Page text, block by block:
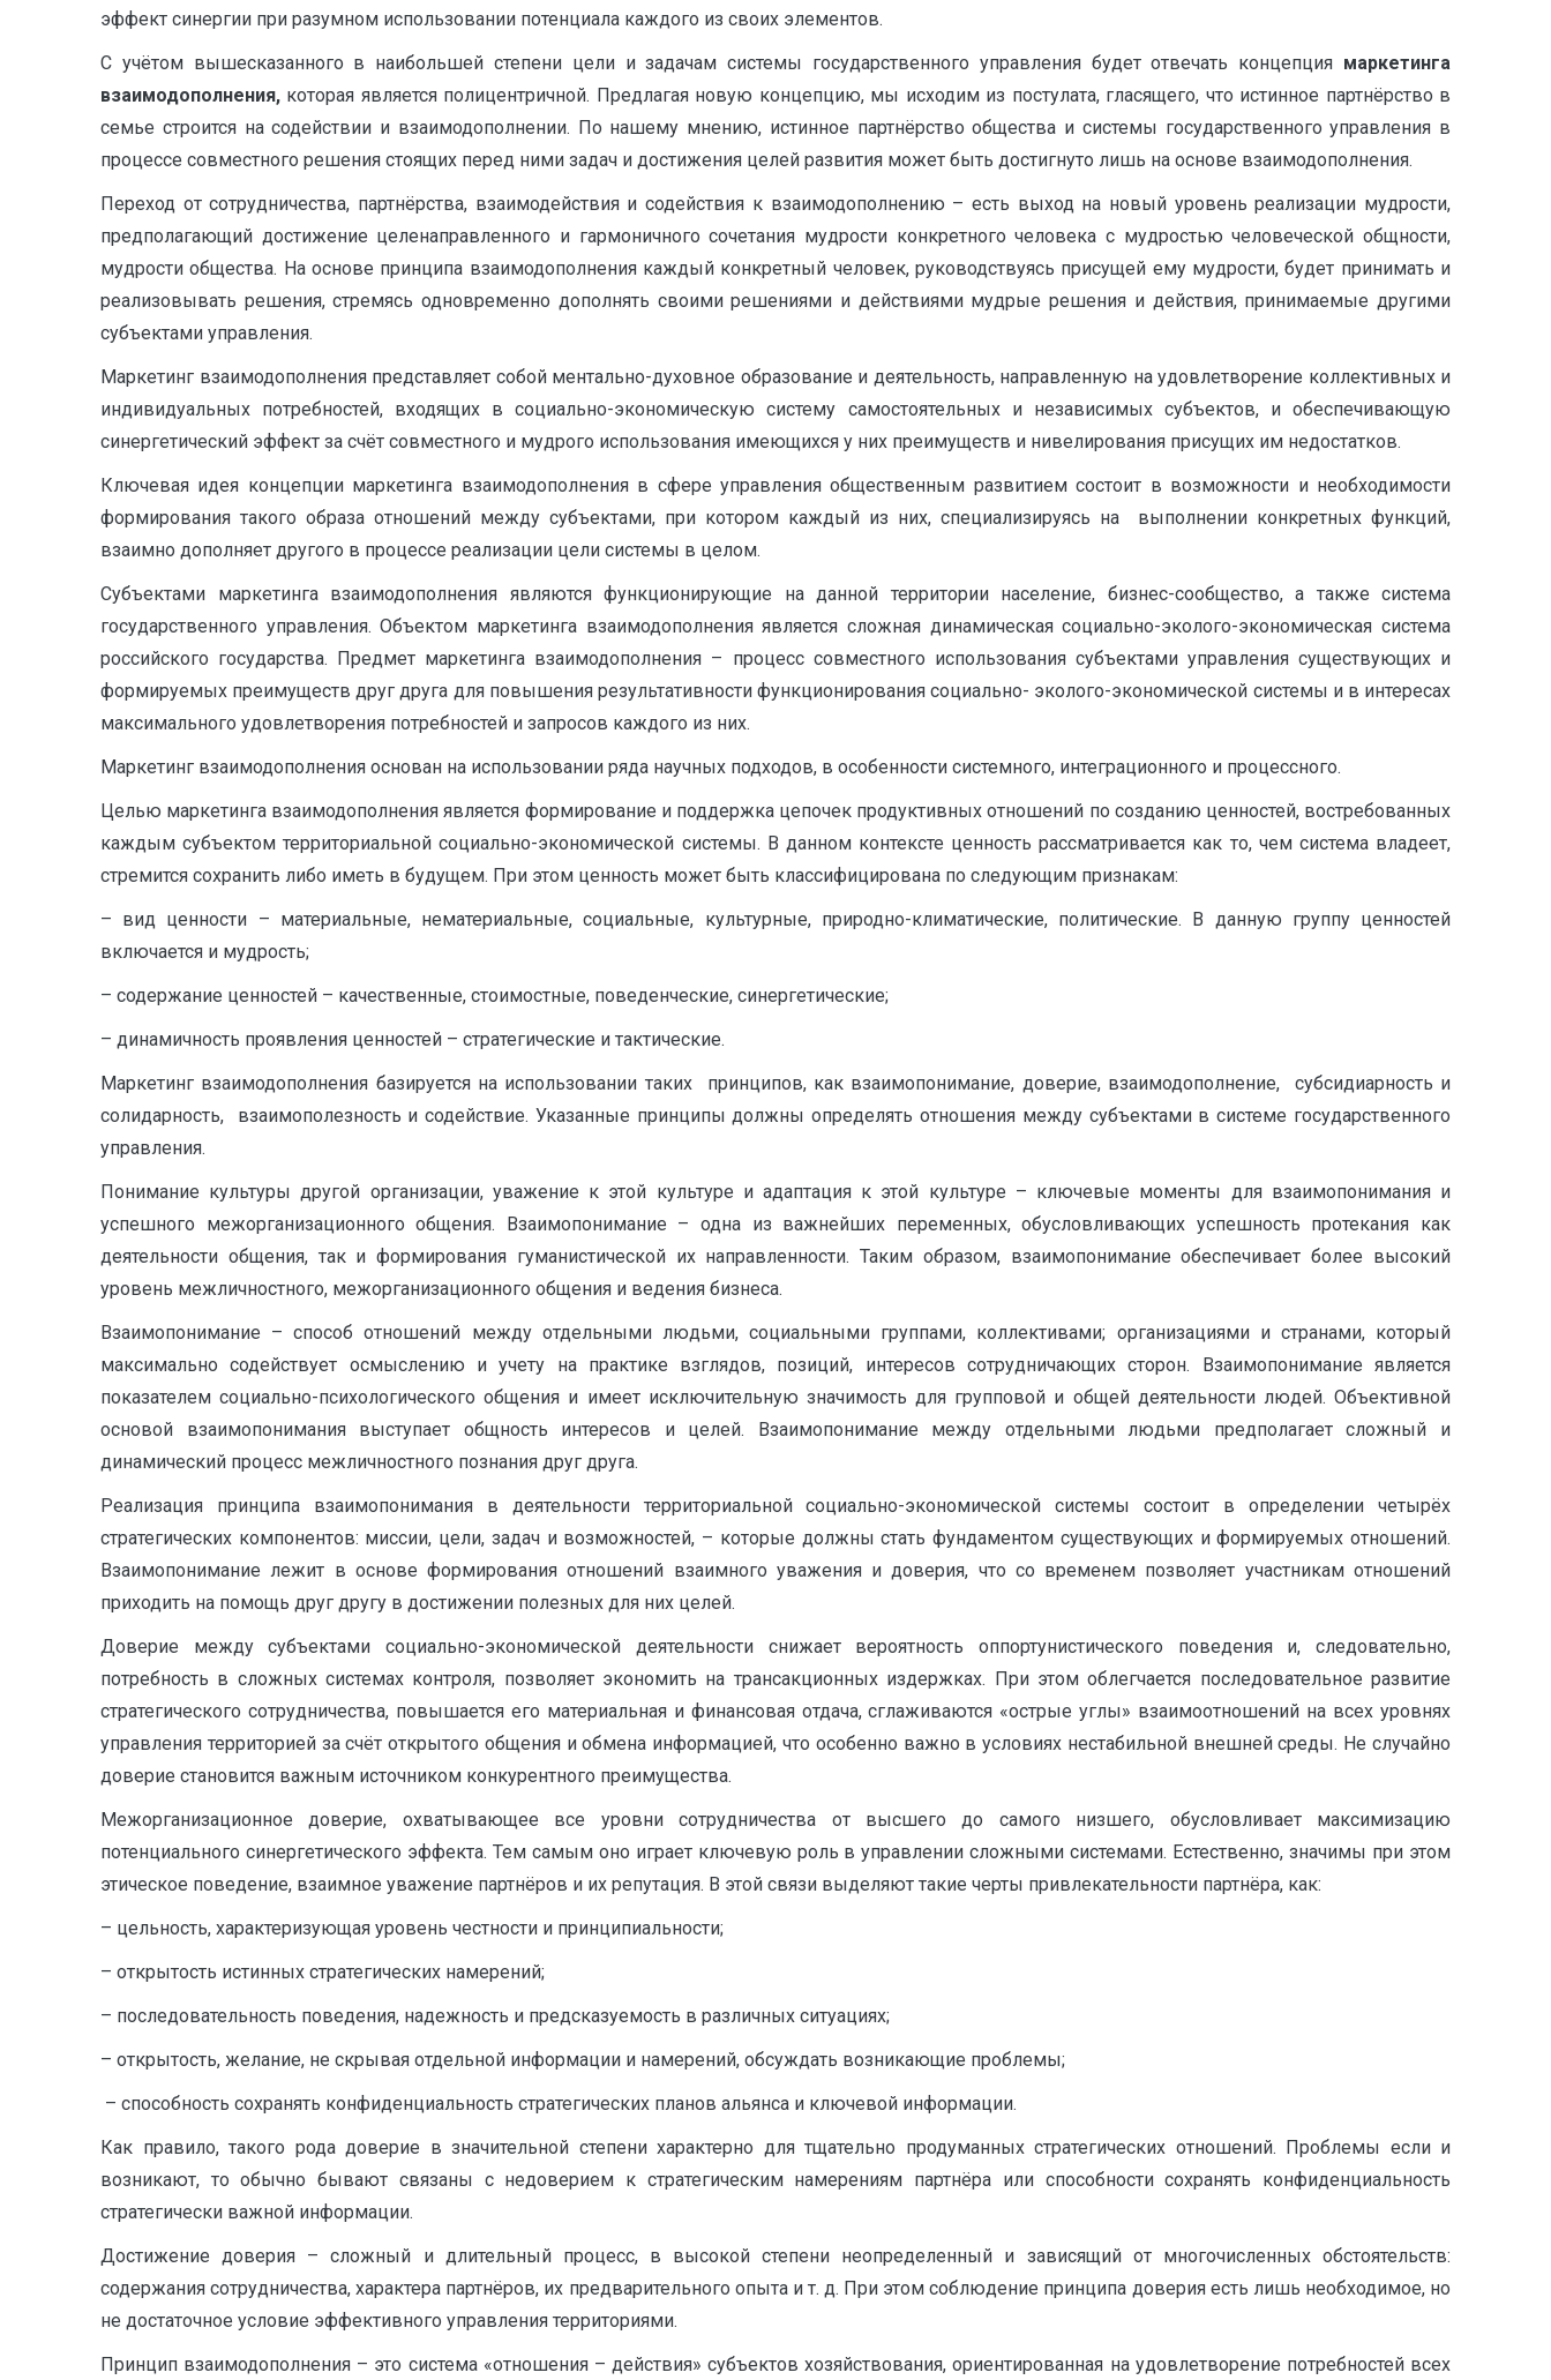
эффект синергии при разумном использовании потенциала каждого из своих элементов.
С учётом вышесказанного в наибольшей степени цели и задачам системы государственного управления будет отвечать концепция маркетинга
взаимодополнения, которая является полицентричной. Предлагая новую концепцию, мы исходим из постулата, гласящего, что истинное партнёрство в
семье строится на содействии и взаимодополнении. По нашему мнению, истинное партнёрство общества и системы государственного управления в
процессе совместного решения стоящих перед ними задач и достижения целей развития может быть достигнуто лишь на основе взаимодополнения.
Переход от сотрудничества, партнёрства, взаимодействия и содействия к взаимодополнению – есть выход на новый уровень реализации мудрости,
предполагающий достижение целенаправленного и гармоничного сочетания мудрости конкретного человека с мудростью человеческой общности,
мудрости общества. На основе принципа взаимодополнения каждый конкретный человек, руководствуясь присущей ему мудрости, будет принимать и
реализовывать решения, стремясь одновременно дополнять своими решениями и действиями мудрые решения и действия, принимаемые другими
субъектами управления.
Маркетинг взаимодополнения представляет собой ментально-духовное образование и деятельность, направленную на удовлетворение коллективных и
индивидуальных потребностей, входящих в социально-экономическую систему самостоятельных и независимых субъектов, и обеспечивающую
синергетический эффект за счёт совместного и мудрого использования имеющихся у них преимуществ и нивелирования присущих им недостатков.
Ключевая идея концепции маркетинга взаимодополнения в сфере управления общественным развитием состоит в возможности и необходимости
формирования такого образа отношений между субъектами, при котором каждый из них, специализируясь на выполнении конкретных функций,
взаимно дополняет другого в процессе реализации цели системы в целом.
Субъектами маркетинга взаимодополнения являются функционирующие на данной территории население, бизнес-сообщество, а также система
государственного управления. Объектом маркетинга взаимодополнения является сложная динамическая социально-эколого-экономическая система
российского государства. Предмет маркетинга взаимодополнения – процесс совместного использования субъектами управления существующих и
формируемых преимуществ друг друга для повышения результативности функционирования социально- эколого-экономической системы и в интересах
максимального удовлетворения потребностей и запросов каждого из них.
Маркетинг взаимодополнения основан на использовании ряда научных подходов, в особенности системного, интеграционного и процессного.
Целью маркетинга взаимодополнения является формирование и поддержка цепочек продуктивных отношений по созданию ценностей, востребованных
каждым субъектом территориальной социально-экономической системы. В данном контексте ценность рассматривается как то, чем система владеет,
стремится сохранить либо иметь в будущем. При этом ценность может быть классифицирована по следующим признакам:
– вид ценности – материальные, нематериальные, социальные, культурные, природно-климатические, политические. В данную группу ценностей
включается и мудрость;
– содержание ценностей – качественные, стоимостные, поведенческие, синергетические;
– динамичность проявления ценностей – стратегические и тактические.
Маркетинг взаимодополнения базируется на использовании таких принципов, как взаимопонимание, доверие, взаимодополнение, субсидиарность и
солидарность, взаимополезность и содействие. Указанные принципы должны определять отношения между субъектами в системе государственного
управления.
Понимание культуры другой организации, уважение к этой культуре и адаптация к этой культуре – ключевые моменты для взаимопонимания и
успешного межорганизационного общения. Взаимопонимание – одна из важнейших переменных, обусловливающих успешность протекания как
деятельности общения, так и формирования гуманистической их направленности. Таким образом, взаимопонимание обеспечивает более высокий
уровень межличностного, межорганизационного общения и ведения бизнеса.
Взаимопонимание – способ отношений между отдельными людьми, социальными группами, коллективами; организациями и странами, который
максимально содействует осмыслению и учету на практике взглядов, позиций, интересов сотрудничающих сторон. Взаимопонимание является
показателем социально-психологического общения и имеет исключительную значимость для групповой и общей деятельности людей. Объективной
основой взаимопонимания выступает общность интересов и целей. Взаимопонимание между отдельными людьми предполагает сложный и
динамический процесс межличностного познания друг друга.
Реализация принципа взаимопонимания в деятельности территориальной социально-экономической системы состоит в определении четырёх
стратегических компонентов: миссии, цели, задач и возможностей, – которые должны стать фундаментом существующих и формируемых отношений.
Взаимопонимание лежит в основе формирования отношений взаимного уважения и доверия, что со временем позволяет участникам отношений
приходить на помощь друг другу в достижении полезных для них целей.
Доверие между субъектами социально-экономической деятельности снижает вероятность оппортунистического поведения и, следовательно,
потребность в сложных системах контроля, позволяет экономить на трансакционных издержках. При этом облегчается последовательное развитие
стратегического сотрудничества, повышается его материальная и финансовая отдача, сглаживаются «острые углы» взаимоотношений на всех уровнях
управления территорией за счёт открытого общения и обмена информацией, что особенно важно в условиях нестабильной внешней среды. Не случайно
доверие становится важным источником конкурентного преимущества.
Межорганизационное доверие, охватывающее все уровни сотрудничества от высшего до самого низшего, обусловливает максимизацию
потенциального синергетического эффекта. Тем самым оно играет ключевую роль в управлении сложными системами. Естественно, значимы при этом
этическое поведение, взаимное уважение партнёров и их репутация. В этой связи выделяют такие черты привлекательности партнёра, как:
– цельность, характеризующая уровень честности и принципиальности;
– открытость истинных стратегических намерений;
– последовательность поведения, надежность и предсказуемость в различных ситуациях;
– открытость, желание, не скрывая отдельной информации и намерений, обсуждать возникающие проблемы;
– способность сохранять конфиденциальность стратегических планов альянса и ключевой информации.
Как правило, такого рода доверие в значительной степени характерно для тщательно продуманных стратегических отношений. Проблемы если и
возникают, то обычно бывают связаны с недоверием к стратегическим намерениям партнёра или способности сохранять конфиденциальность
стратегически важной информации.
Достижение доверия – сложный и длительный процесс, в высокой степени неопределенный и зависящий от многочисленных обстоятельств:
содержания сотрудничества, характера партнёров, их предварительного опыта и т. д. При этом соблюдение принципа доверия есть лишь необходимое, но
не достаточное условие эффективного управления территориями.
Принцип взаимодополнения – это система «отношения – действия» субъектов хозяйствования, ориентированная на удовлетворение потребностей всех